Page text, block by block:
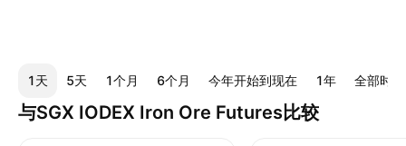
1天 5天 1个月 6个月 今年开始到现在 1年 全部时间
与SGX IODEX Iron Ore Futures比较